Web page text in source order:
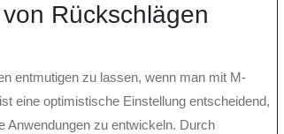
Rückschlägen
entmutigen zu lassen, wenn man mit M-
eine optimistische Einstellung entscheidend,
Anwendungen zu entwickeln. Durch